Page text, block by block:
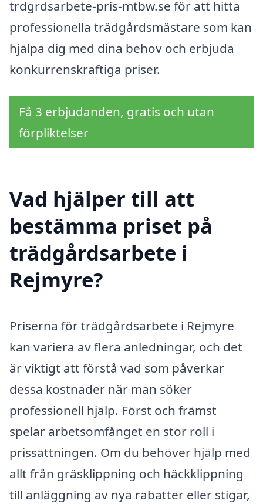
trdgrdsarbete-pris-mtbw.se för att hitta
professionella trädgårdsmästare som kan
hjälpa dig med dina behov och erbjuda
konkurrenskraftiga priser.
Få 3 erbjudanden, gratis och utan
förpliktelser
Vad hjälper till att
bestämma priset på
trädgårdsarbete i
Rejmyre?
Priserna för trädgårdsarbete i Rejmyre
kan variera av flera anledningar, och det
är viktigt att förstå vad som påverkar
dessa kostnader när man söker
professionell hjälp. Först och främst
spelar arbetsomfånget en stor roll i
prissättningen. Om du behöver hjälp med
allt från gräsklippning och häckklippning
till anläggning av nya rabatter eller stigar,